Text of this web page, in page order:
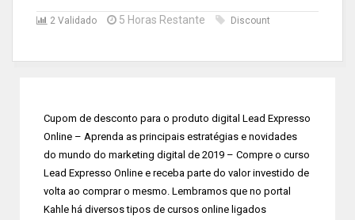
2 Validado 5 Horas Restante Discount
Cupom de desconto para o produto digital Lead Expresso
Online – Aprenda as principais estratégias e novidades
do mundo do marketing digital de 2019 – Compre o curso
Lead Expresso Online e receba parte do valor investido de
volta ao comprar o mesmo. Lembramos que no portal
Kahle há diversos tipos de cursos online ligados